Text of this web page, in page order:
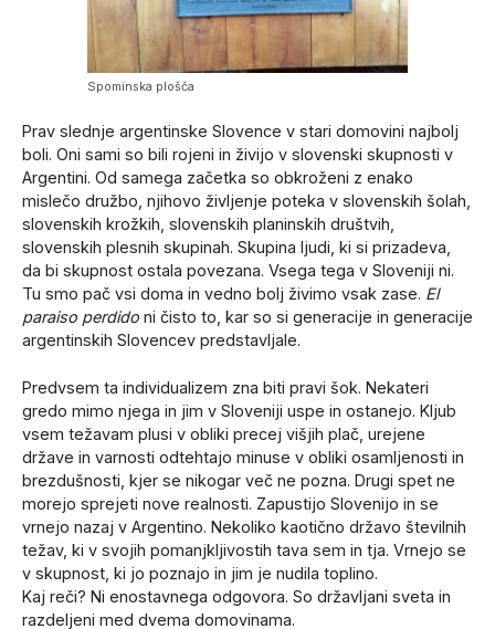
Spominska plošča
Prav slednje argentinske Slovence v stari domovini najbolj
boli. Oni sami so bili rojeni in živijo v slovenski skupnosti v
Argentini. Od samega začetka so obkroženi z enako
mislečo družbo, njihovo življenje poteka v slovenskih šolah,
slovenskih krožkih, slovenskih planinskih društvih,
slovenskih plesnih skupinah. Skupina ljudi, ki si prizadeva,
da bi skupnost ostala povezana. Vsega tega v Sloveniji ni.
Tu smo pač vsi doma in vedno bolj živimo vsak zase. El
paraiso perdido ni čisto to, kar so si generacije in generacije
argentinskih Slovencev predstavljale.
Predvsem ta individualizem zna biti pravi šok. Nekateri
gredo mimo njega in jim v Sloveniji uspe in ostanejo. Kljub
vsem težavam plusi v obliki precej višjih plač, urejene
države in varnosti odtehtajo minuse v obliki osamljenosti in
brezdušnosti, kjer se nikogar več ne pozna. Drugi spet ne
morejo sprejeti nove realnosti. Zapustijo Slovenijo in se
vrnejo nazaj v Argentino. Nekoliko kaotično državo številnih
težav, ki v svojih pomanjkljivostih tava sem in tja. Vrnejo se
v skupnost, ki jo poznajo in jim je nudila toplino.
Kaj reči? Ni enostavnega odgovora. So državljani sveta in
razdeljeni med dvema domovinama.